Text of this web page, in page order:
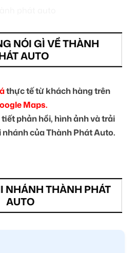
NÓI GÌ VỀ THÀNH
AUTO
thực tế từ khách hàng trên
Maps.
phản hồi, hình ảnh và trải
của Thành Phát Auto.
NHÁNH THÀNH PHÁT
AUTO